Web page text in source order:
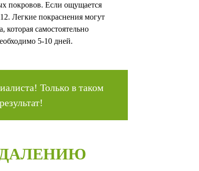
покровов. Если ощущается
Легкие покраснения могут
которая самостоятельно
5-10 дней.
Только в таком